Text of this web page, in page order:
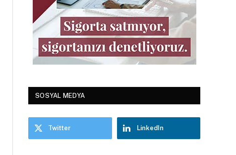
SOSYAL MEDYA
Twitter LinkedIn